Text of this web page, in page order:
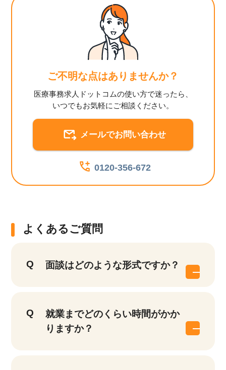
ご不明な点はありませんか？
医療事務求人ドットコムの使い方で迷ったら、
いつでもお気軽にご相談ください。
メールでお問い合わせ
0120-356-672
よくあるご質問
面談はどのような形式ですか？
就業までどのくらい時間がかか
りますか？